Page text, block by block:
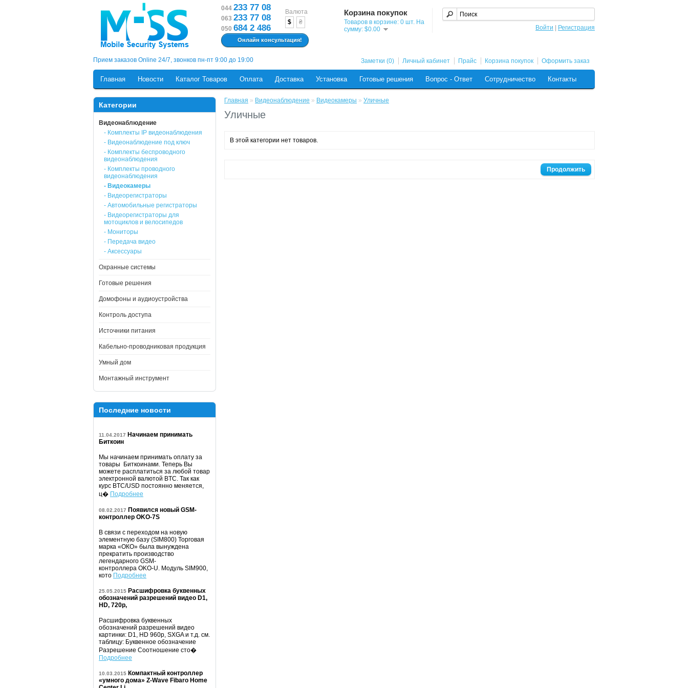
Прием заказов Online 24/7, звонков пн-пт 9:00 до 19:00
044 233 77 08
063 233 77 08
050 684 2 486
Онлайн консультация!
Валюта
$
₴
Корзина покупок
Товаров в корзине: 0 шт. На
сумму: $0.00
Войти Регистрация
Заметки (0) Личный кабинет Прайс Корзина покупок Оформить заказ
Главная Новости Каталог Товаров Оплата Доставка Установка Готовые решения Вопрос - Ответ Сотрудничество Контакты
Категории
Видеонаблюдение
- Комплекты IP видеонаблюдения
- Видеонаблюдение под ключ
- Комплекты беспроводного
видеонаблюдения
- Комплекты проводного
видеонаблюдения
- Видеокамеры
- Видеорегистраторы
- Автомобильные регистраторы
- Видеорегистраторы для
мотоциклов и велосипедов
- Мониторы
- Передача видео
- Аксессуары
Охранные системы
Готовые решения
Домофоны и аудиоустройства
Контроль доступа
Источники питания
Кабельно-проводниковая продукция
Умный дом
Монтажный инструмент
Последние новости
11.04.2017 Начинаем принимать
Биткоин
Мы начинаем принимать оплату за
товары Биткоинами. Теперь Вы
можете расплатиться за любой товар
электронной валютой BTC. Так как
курс BTC/USD постоянно меняется,
ц� Подробнее
08.02.2017 Появился новый GSM-
контроллер OKO-7S
В связи с переходом на новую
элементную базу (SIM800) Торговая
марка «ОКО» была вынуждена
прекратить производство
легендарного GSM-
контроллера OKO-U. Модуль SIM900,
кото Подробнее
25.05.2015 Расшифровка буквенных
обозначений разрешений видео D1,
HD, 720p,
Расшифровка буквенных
обозначений разрешений видео
картинки: D1, HD 960p, SXGA и т.д. см.
таблицу: Буквенное обозначение
Разрешение Соотношение сто�
Подробнее
10.03.2015 Компактный контроллер
«умного дома» Z-Wave Fibaro Home
Главная » Видеонаблюдение » Видеокамеры » Уличные
Уличные
В этой категории нет товаров.
Продолжить